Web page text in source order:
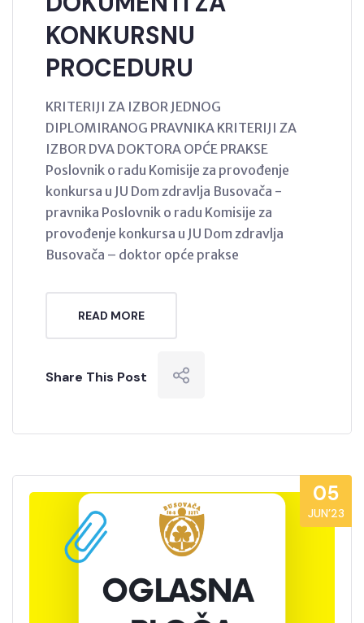
KONKURSNU
PROCEDURU
KRITERIJI ZA IZBOR JEDNOG
DIPLOMIRANOG PRAVNIKA KRITERIJI ZA
IZBOR DVA DOKTORA OPĆE PRAKSE
Poslovnik o radu Komisije za provođenje
konkursa u JU Dom zdravlja Busovača -
pravnika Poslovnik o radu Komisije za
provođenje konkursa u JU Dom zdravlja
Busovača – doktor opće prakse
READ MORE
Share This Post
05
JUN’23